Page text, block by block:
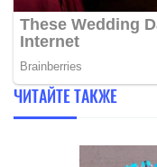
ЧИТАЙТЕ ТАКЖЕ